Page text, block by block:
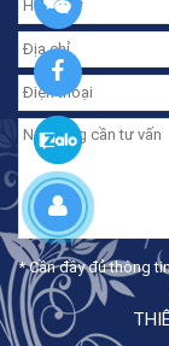
* Cần đầy đủ thông